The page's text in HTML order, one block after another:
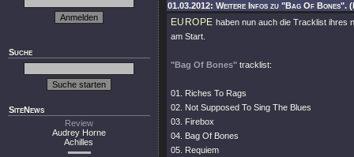
Suche
SiteNews
Review
Audrey Horne
Achilles
01.03.2012: Weitere Infos zu "Bag Of Bones".
EUROPE haben nun auch die Tracklist ihres
am Start.
"Bag Of Bones" tracklist:
01. Riches To Rags
02. Not Supposed To Sing The Blues
03. Firebox
04. Bag Of Bones
05. Requiem